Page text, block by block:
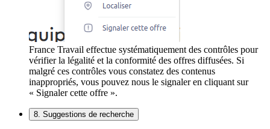
France Travail effectue systématiquement des contrôles pour
vérifier la légalité et la conformité des offres diffusées. Si
malgré ces contrôles vous constatez des contenus
inappropriés, vous pouvez nous le signaler en cliquant sur
« Signaler cette offre ».
8. Suggestions de recherche